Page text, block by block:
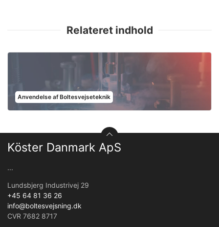
Relateret indhold
Anvendelse af Boltesvejseteknik
Köster Danmark ApS
...
Lundsbjerg Industrivej 29
+45 64 81 36 26
info@boltesvejsning.dk
CVR 7682 8717